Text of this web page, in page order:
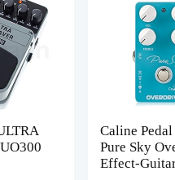
Caline Pedal
Pure Sky
Effect-